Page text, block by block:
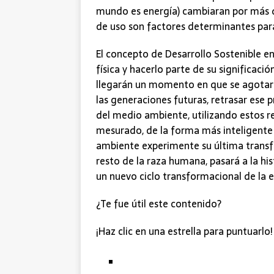
mundo es energía) cambiaran por
de uso son factores determinantes
El concepto de Desarrollo Sostenible
física y hacerlo parte de su
llegarán un momento en que se
las generaciones futuras, retrasar ese
del medio ambiente, utilizando estos
mesurado, de la forma más
ambiente experimente su última
resto de la raza humana, pasará a la
un nuevo ciclo transformacional de la
¿Te fue útil este contenido?
¡Haz clic en una estrella para puntuarlo!